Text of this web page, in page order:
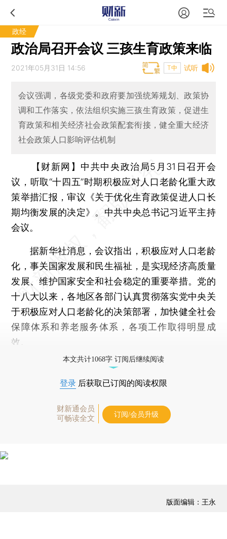
政经
政治局召开会议 三孩生育政策来临
试听
2021年05月31日 14:56 T中
会议强调，各级党委和政府要加强统筹规划、政策协
调和工作落实，依法组织实施三孩生育政策，促进生
育政策和相关经济社会政策配套衔接，健全重大经济
社会政策人口影响评估机制
【财新网】 中共中央政治局5月31日召开会
议，听取“十四五”时期积极应对人口老龄化重大政
策举措汇报，审议《关于优化生育政策促进人口长
期均衡发展的决定》。中共中央总书记习近平主持
会议。
据新华社消息，会议指出，积极应对人口老龄
化，事关国家发展和民生福祉，是实现经济高质量
发展、维护国家安全和社会稳定的重要举措。党的
十八大以来，各地区各部门认真贯彻落实党中央关
于积极应对人口老龄化的决策部署，加快健全社会
保障体系和养老服务体系，各项工作取得明显成
效。
本文共计1068字 订阅后继续阅读
登录 后获取已订阅的阅读权限
财新通会员
可畅读全文
订阅/会员升级
版面编辑：王永